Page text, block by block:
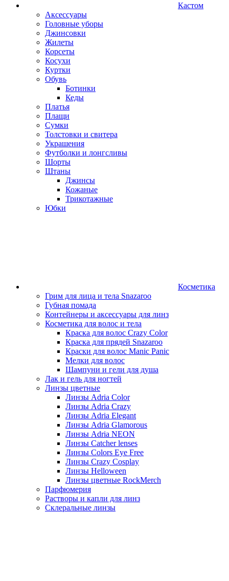
Кастом
Аксессуары
Головные уборы
Джинсовки
Жилеты
Корсеты
Косухи
Куртки
Обувь
Ботинки
Кеды
Платья
Плащи
Сумки
Толстовки и свитера
Украшения
Футболки и лонгсливы
Шорты
Штаны
Джинсы
Кожаные
Трикотажные
Юбки
Косметика
Грим для лица и тела Snazaroo
Губная помада
Контейнеры и аксессуары для линз
Косметика для волос и тела
Краска для волос Crazy Color
Краска для прядей Snazaroo
Краски для волос Manic Panic
Мелки для волос
Шампуни и гели для душа
Лак и гель для ногтей
Линзы цветные
Линзы Adria Color
Линзы Adria Crazy
Линзы Adria Elegant
Линзы Adria Glamorous
Линзы Adria NEON
Линзы Catcher lenses
Линзы Colors Eye Free
Линзы Crazy Cosplay
Линзы Helloween
Линзы цветные RockMerch
Парфюмерия
Растворы и капли для линз
Склеральные линзы